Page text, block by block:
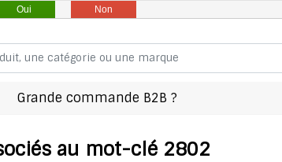
Grande commande B2B ?
au mot-clé 2802
Oui Non